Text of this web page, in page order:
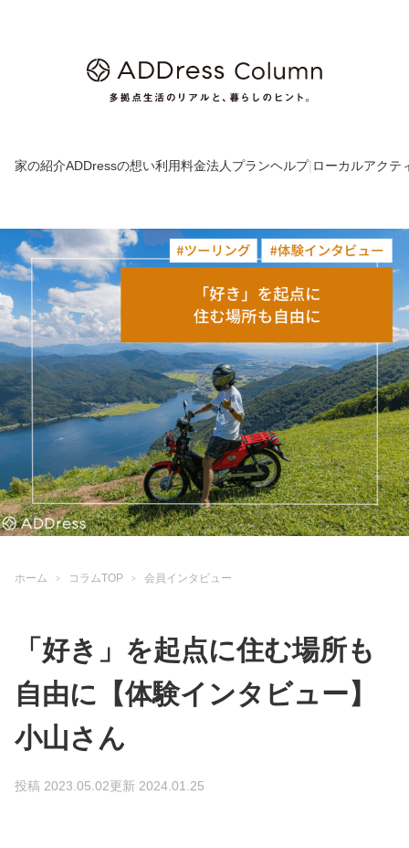
家の紹介ADDressの想い利用料金法人プランヘルプ| ローカルアクテ
ホーム コラムTOP 会員インタビュー
「好き」を起点に住む場所も
自由に【体験インタビュー】
小山さん
投稿 2023.05.02更新 2024.01.25